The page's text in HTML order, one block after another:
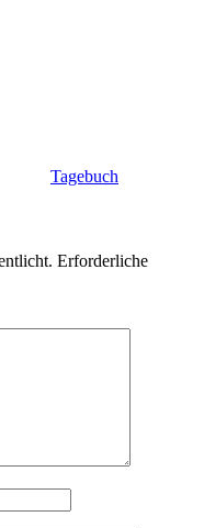
Tagebuch
Erforderliche